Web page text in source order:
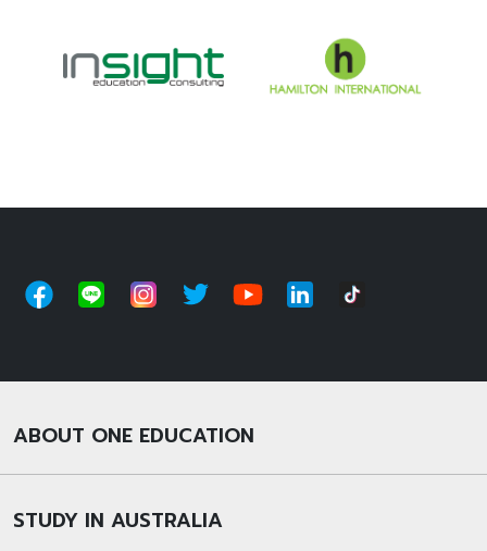
ABOUT ONE EDUCATION
STUDY IN AUSTRALIA